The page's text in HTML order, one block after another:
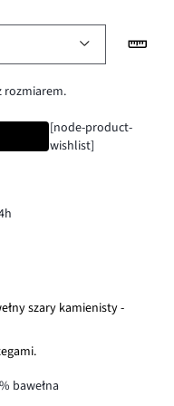
rozmiarem.
[node-product-
wishlist]
szary kamienisty -
bawełna